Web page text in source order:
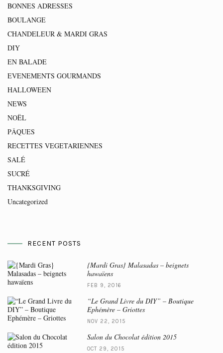
BONNES ADRESSES
BOULANGE
CHANDELEUR & MARDI GRAS
DIY
EN BALADE
EVENEMENTS GOURMANDS
HALLOWEEN
NEWS
NOËL
PÂQUES
RECETTES VEGETARIENNES
SALÉ
SUCRÉ
THANKSGIVING
Uncategorized
RECENT POSTS
{Mardi Gras} Malasadas – beignets
hawaïens
FEB 9, 2016
“Le Grand Livre du DIY” – Boutique
Ephémère – Griottes
NOV 22, 2015
Salon du Chocolat édition 2015
OCT 29, 2015